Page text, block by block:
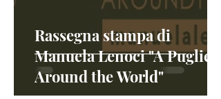
Rassegna stampa di
Manuela Lenoci "A Pugliese
Around the World"